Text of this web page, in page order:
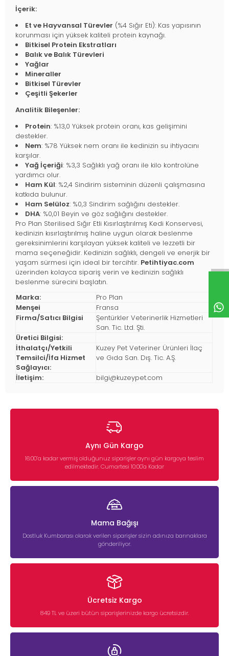
İçerik:
Et ve Hayvansal Türevler (%4 Sığır Eti): Kas yapısının
korunması için yüksek kaliteli protein kaynağı.
Bitkisel Protein Ekstratları
Balık ve Balık Türevleri
Yağlar
Mineraller
Bitkisel Türevler
Çeşitli Şekerler
Analitik Bileşenler:
Protein: %13,0 Yüksek protein oranı, kas gelişimini
destekler.
Nem: %78 Yüksek nem oranı ile kedinizin su ihtiyacını
karşılar.
Yağ İçeriği: %3,3 Sağlıklı yağ oranı ile kilo kontrolüne
yardımcı olur.
Ham Kül: %2,4 Sindirim sisteminin düzenli çalışmasına
katkıda bulunur.
Ham Selüloz: %0,3 Sindirim sağlığını destekler.
DHA: %0,01 Beyin ve göz sağlığını destekler.
Pro Plan Sterilised Sığır Etli Kısırlaştırılmış Kedi Konservesi,
kedinizin kısırlaştırılmış haline uygun olarak beslenme
gereksinimlerini karşılayan yüksek kaliteli ve lezzetli bir
mama seçeneğidir. Kedinizin sağlıklı, dengeli ve enerjik bir
yaşam sürmesi için ideal bir tercihtir. Petihtiyac.com
üzerinden kolayca sipariş verin ve kedinizin sağlıklı
beslenme sürecini başlatın.
Marka:
Pro Plan
Menşei
Fransa
Firma/Satıcı Bilgisi
Şentürkler Veterinerlik Hizmetleri
San. Tic. Ltd. Şti.
Üretici Bilgisi:
İthalatçı/Yetkili
Temsilci/İfa Hizmet
Sağlayıcı:
Kuzey Pet Veteriner Ürünleri İlaç
ve Gıda San. Dış. Tic. A.Ş.
İletişim: bilgi@kuzeypet.com
Aynı Gün Kargo
16:00’a kadar vermiş olduğunuz siparişler aynı gün kargoya teslim
edilmektedir. Cumartesi 10:00'a Kadar
Mama Bağışı
Dostluk Kumbarası olarak verilen siparişler sizin adınıza barınaklara
gönderiliyor.
Ücretsiz Kargo
849 TL ve üzeri bütün siparişlerinizde kargo ücretsizdir.